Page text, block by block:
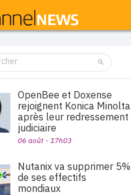
OpenBee et Doxense
rejoignent Konica Minolta
après leur redressement
judiciaire
06 août - 17h03
Nutanix va supprimer 5%
de ses effectifs
mondiaux